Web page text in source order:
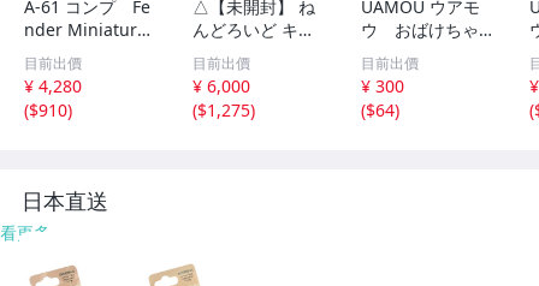
A-61 コンプ Fe
nder Miniature
Collection２ 全
6種
目前出價
¥ 4,280
($910)
△【未開封】 ね
んどろいど キル
ア=ゾルディック
ハンター試験Ver.
2804
目前出價
¥ 6,000
($1,275)
UAMOU ウアモ
ウ おばけちゃ
ん ソフビ グリ
ーンメタリック
目前出價
¥ 300
($64)
(
日本直送
看更多